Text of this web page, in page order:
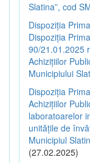
Slatina”, cod
Dispoziția
Dispoziția
90/21.01.2025
Achizițiilor
Municipiului
Dispoziția
Achizițiilor
laboratoarelor
unitățile de
Municipiul
(27.02.2025)